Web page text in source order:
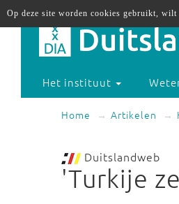
Het instituut
Home Artikelen
Duitslandweb
'Turkije
Op deze site worden cookies gebruikt, wilt